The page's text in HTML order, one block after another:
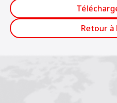
Retour à